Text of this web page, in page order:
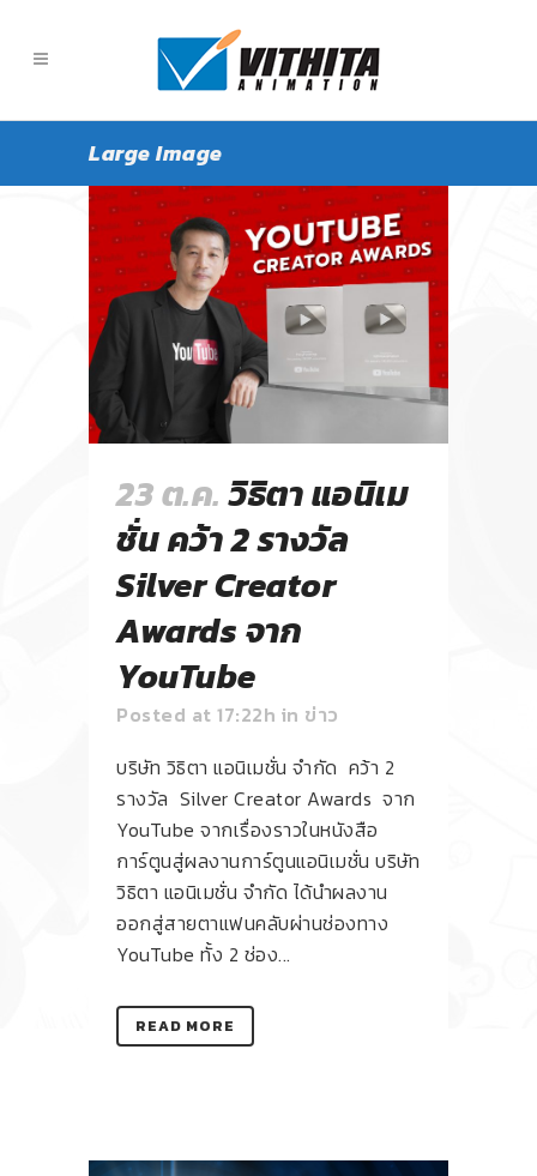
Large Image
23 ต.ค. วิธิตา แอนิเม
ชั่น คว้า 2 รางวัล
Silver Creator
Awards จาก
YouTube
Posted at 17:22h in ข่าว
บริษัท วิธิตา แอนิเมชั่น จำกัด คว้า 2
รางวัล Silver Creator Awards จาก
YouTube จากเรื่องราวในหนังสือ
การ์ตูนสู่ผลงานการ์ตูนแอนิเมชั่น บริษัท
วิธิตา แอนิเมชั่น จำกัด ได้นำผลงาน
ออกสู่สายตาแฟนคลับผ่านช่องทาง
YouTube ทั้ง 2 ช่อง...
READ MORE